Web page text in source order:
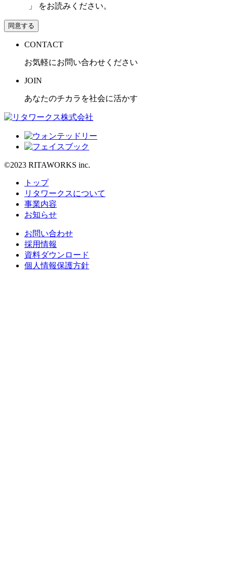
」 をお読みください。
同意する
CONTACT
お気軽にお問い合わせください
JOIN
あなたのチカラを社会に活かす
©2023 RITAWORKS inc.
トップ
リタワークスについて
事業内容
お知らせ
お問い合わせ
採用情報
資料ダウンロード
個人情報保護方針